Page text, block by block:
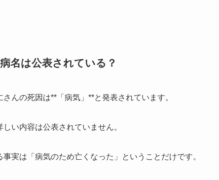
名は公表されている？
んの死因は**「病気」**と発表されています。
い内容は公表されていません。
実は「病気のため亡くなった」ということだけです。